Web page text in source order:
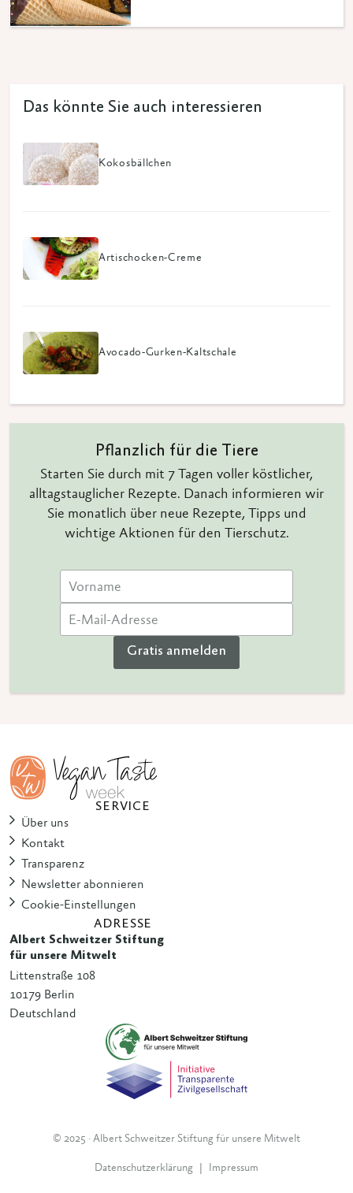
Das könnte Sie auch interessieren
Kokosbällchen
Artischocken-Creme
Avocado-Gurken-Kaltschale
Pflanzlich für die Tiere
Starten Sie durch mit 7 Tagen voller köstlicher,
alltagstauglicher Rezepte. Danach informieren wir
Sie monatlich über neue Rezepte, Tipps und
wichtige Aktionen für den Tierschutz.
Gratis anmelden
SERVICE
Über uns
Kontakt
Transparenz
Newsletter abonnieren
Cookie-Einstellungen
ADRESSE
Albert Schweitzer Stiftung
für unsere Mitwelt
Littenstraße 108
10179 Berlin
Deutschland
© 2025 · Albert Schweitzer Stiftung für unsere Mitwelt
Datenschutzerklärung Impressum